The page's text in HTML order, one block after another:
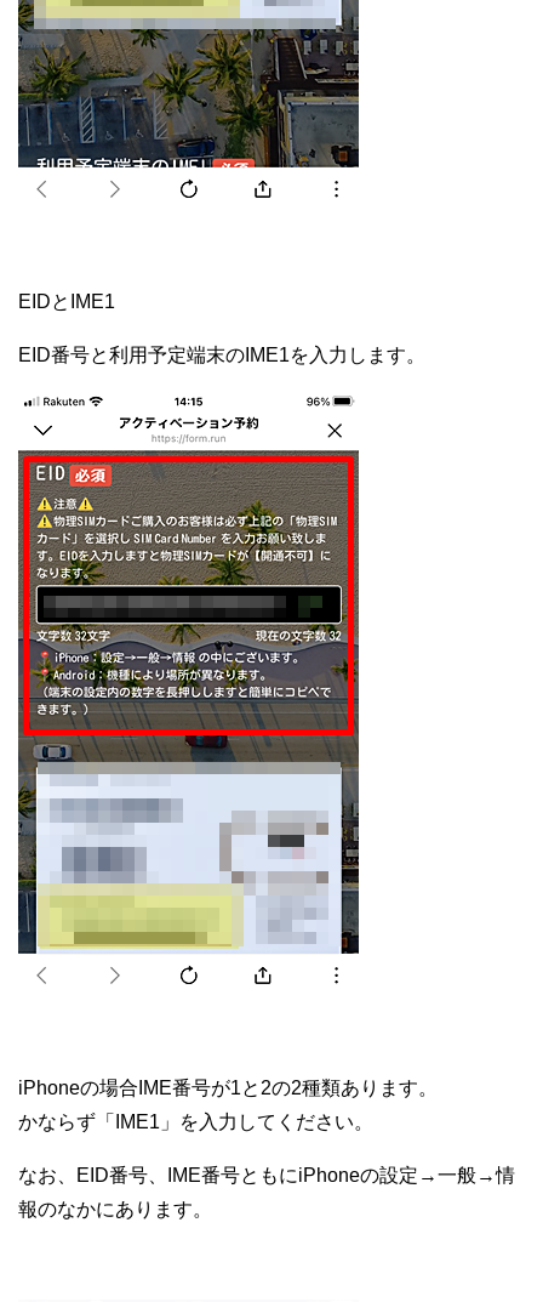
EIDとIME1
EID番号と利用予定端末のIME1を入力します。
iPhoneの場合IME番号が1と2の2種類あります。
かならず「IME1」を入力してください。
なお、EID番号、IME番号ともにiPhoneの設定→一般→情
報のなかにあります。